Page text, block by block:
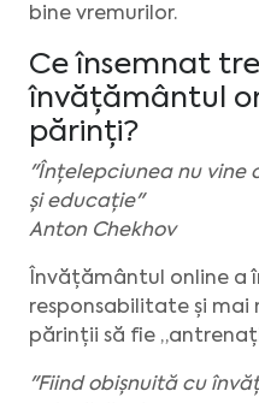
bine vremurilor.
Ce însemnat
învățământul
părinți?
"Înțelepciunea nu vine
și educație"
Anton Chekhov
Învățământul online a
responsabilitate și
părinții să fie
"Fiind obișnuită cu